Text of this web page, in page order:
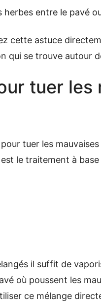
herbes entre le pavé
cette astuce
qui se trouve autour
tuer les
tuer les
le traitement à
il suffit de
où poussent les
ce mélange